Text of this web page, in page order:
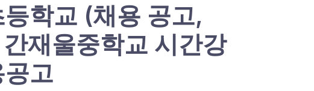
학교 (채용 공고,
재울중학교 시간강
고